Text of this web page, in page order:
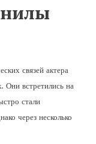
связей актера
Они встретились на
стали
через несколько